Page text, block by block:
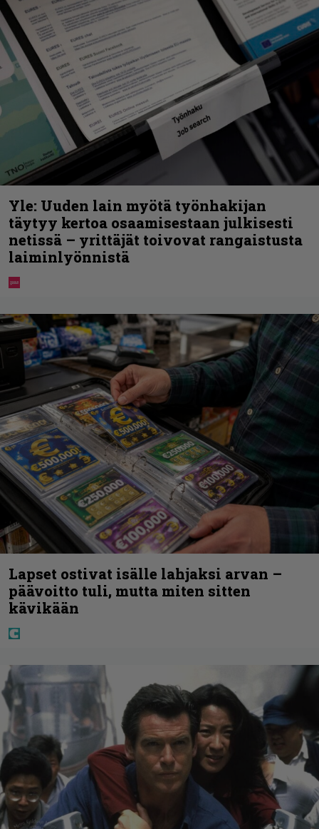
Yle: Uuden lain myötä työnhakijan
täytyy kertoa osaamisestaan julkisesti
netissä – yrittäjät toivovat rangaistusta
laiminlyönnistä
Lapset ostivat isälle lahjaksi arvan –
päävoitto tuli, mutta miten sitten
kävikään